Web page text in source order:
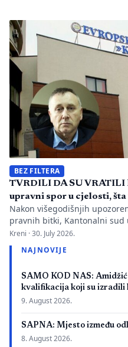
nakon predstavljanja
genocida. Iz Memorijalnog
istovremeno pozivanje […]
BEZ FILTERA
TVRDILI DA SU VRATILI
upravni spor u cjelosti, šta
Nakon višegodišnjih
pravnih bitki, Kantonalni sud
presudu kojom se definitivno
Evropskom univerzitetu
manjkavosti u kadru, ključno
bezvrijedne indekse?
Kreni ·30. July 2026.
NAJNOVIJE
SAMO KOD NAS:
kvalifikacija koji su izradili
9. August 2026.
SAPNA: Mjesto između
8. August 2026.